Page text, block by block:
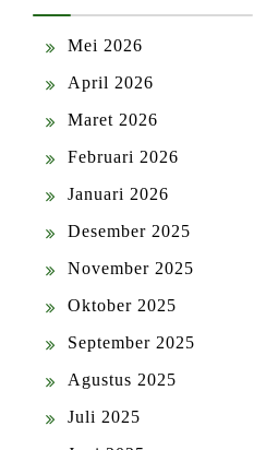
Mei 2026
April 2026
Maret 2026
Februari 2026
Januari 2026
Desember 2025
November 2025
Oktober 2025
September 2025
Agustus 2025
Juli 2025